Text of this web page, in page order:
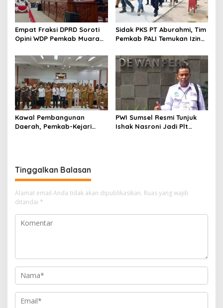
Empat Fraksi DPRD Soroti
Opini WDP Pemkab Muara
Kelola Keuangan
Sidak PKS PT Aburahmi, Tim
Pemkab PALI Temukan Izin
Kawal Pembangunan
Daerah, Pemkab-Kejari
PWI Sumsel Resmi Tunjuk
Ishak Nasroni Jadi Plt
Tinggalkan Balasan
Alamat email Anda tidak akan dipublikasikan. Ruas yang wajib
ditandai *